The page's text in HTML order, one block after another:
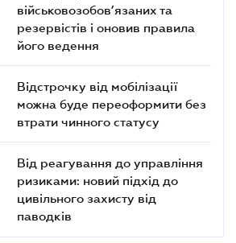
військовозобов’язаних та
резервістів і оновив правила
його ведення
Відстрочку від мобілізації
можна буде переоформити без
втрати чинного статусу
Від реагування до управління
ризиками: новий підхід до
цивільного захисту від
паводків